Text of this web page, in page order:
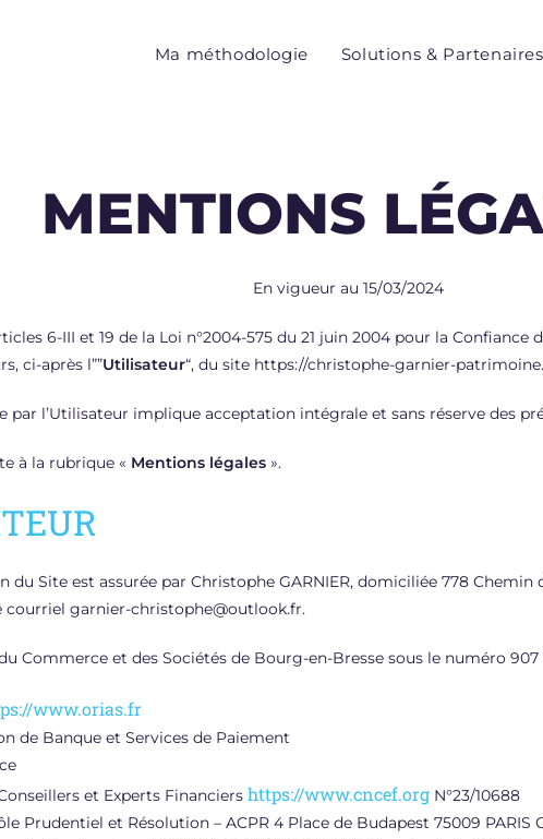
Ma méthodologie Solutions & Partenaires
MENTIONS
En vigueur au 15/03/2024
6-III et 19 de la Loi n°2004-575 du 21 juin 2004 pour la Confiance
ci-après l””Utilisateur“, du site https://christophe-garnier-
par l’Utilisateur implique acceptation intégrale et sans réserve des
à la rubrique « Mentions légales ».
Site est assurée par Christophe GARNIER, domiciliée 778 Chemin
courriel garnier-christophe@outlook.fr.
Commerce et des Sociétés de Bourg-en-Bresse sous le numéro 907
www.orias.fr
de Banque et Services de Paiement
et Experts Financiers https://www.cncef.org N°23/10688
Prudentiel et Résolution – ACPR 4 Place de Budapest 75009 PARIS